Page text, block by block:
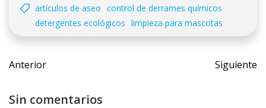
artículos de aseo control de derrames químicos
detergentes ecológicos limpieza para mascotas
Navegación
de
entradas
Anterior
de
Siguiente
Sin comentarios